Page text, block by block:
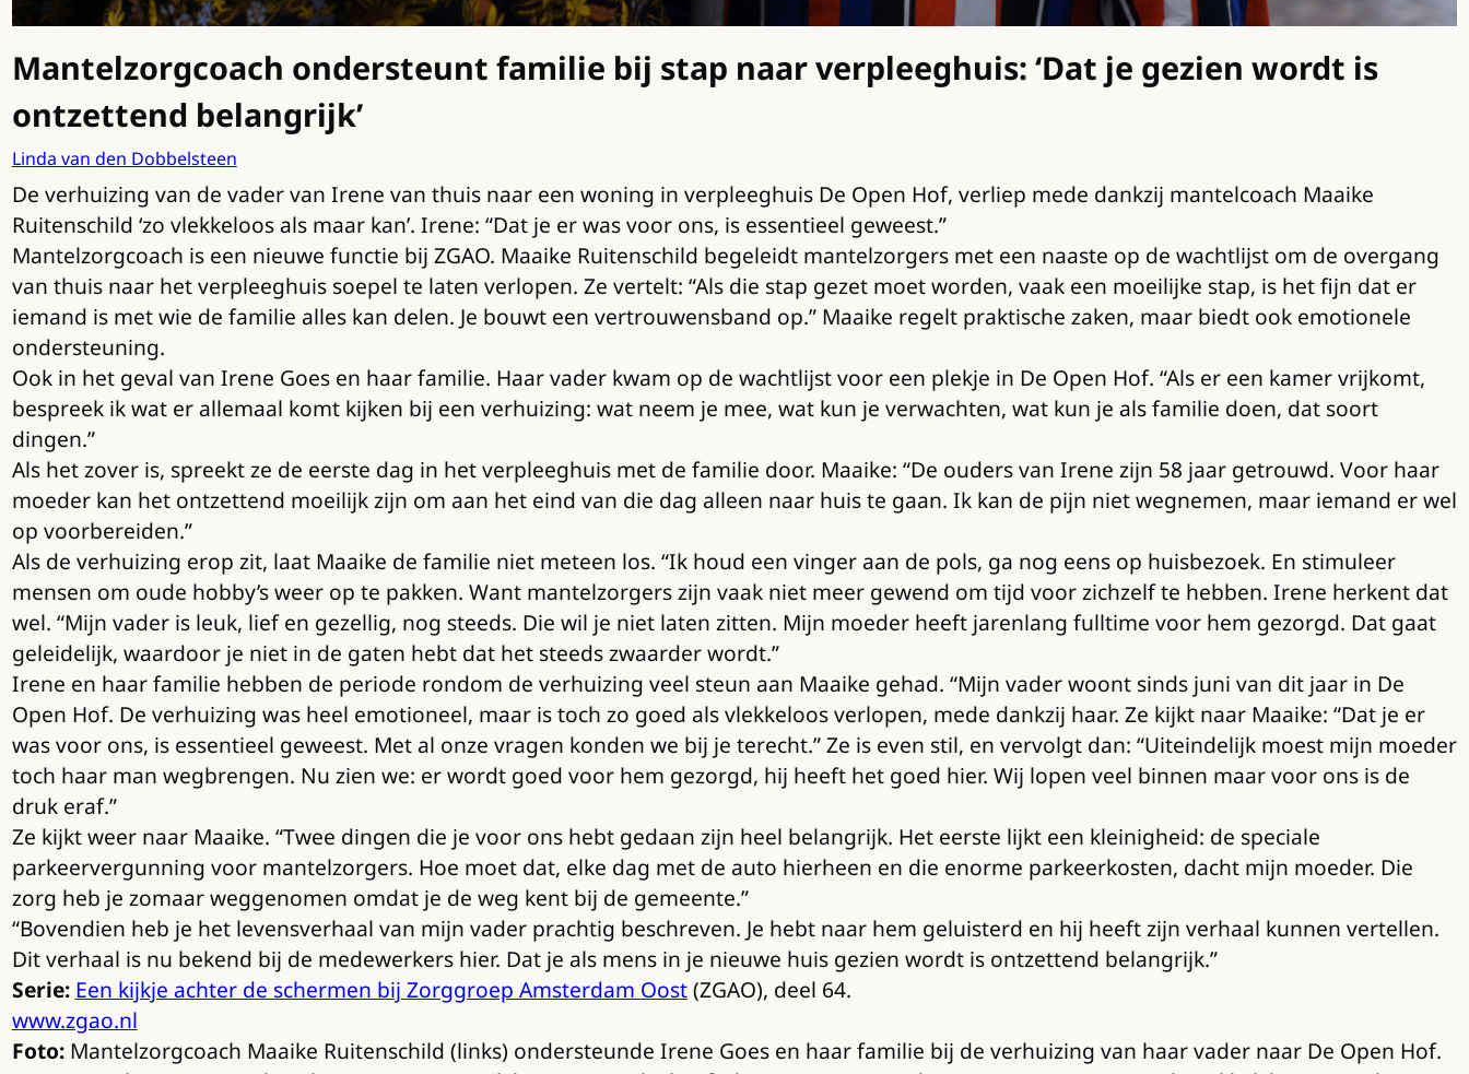
Mantelzorgcoach ondersteunt familie bij stap naar verpleeghuis: ‘Dat je gezien wordt is
ontzettend belangrijk’
Linda van den Dobbelsteen
De verhuizing van de vader van Irene van thuis naar een woning in verpleeghuis De Open Hof, verliep mede dankzij mantelcoach Maaike
Ruitenschild ‘zo vlekkeloos als maar kan’. Irene: “Dat je er was voor ons, is essentieel geweest.”
Mantelzorgcoach is een nieuwe functie bij ZGAO. Maaike Ruitenschild begeleidt mantelzorgers met een naaste op de wachtlijst om de overgang
van thuis naar het verpleeghuis soepel te laten verlopen. Ze vertelt: “Als die stap gezet moet worden, vaak een moeilijke stap, is het fijn dat er
iemand is met wie de familie alles kan delen. Je bouwt een vertrouwensband op.” Maaike regelt praktische zaken, maar biedt ook emotionele
ondersteuning.
Ook in het geval van Irene Goes en haar familie. Haar vader kwam op de wachtlijst voor een plekje in De Open Hof. “Als er een kamer vrijkomt,
bespreek ik wat er allemaal komt kijken bij een verhuizing: wat neem je mee, wat kun je verwachten, wat kun je als familie doen, dat soort
dingen.”
Als het zover is, spreekt ze de eerste dag in het verpleeghuis met de familie door. Maaike: “De ouders van Irene zijn 58 jaar getrouwd. Voor haar
moeder kan het ontzettend moeilijk zijn om aan het eind van die dag alleen naar huis te gaan. Ik kan de pijn niet wegnemen, maar iemand er wel
op voorbereiden.”
Als de verhuizing erop zit, laat Maaike de familie niet meteen los. “Ik houd een vinger aan de pols, ga nog eens op huisbezoek. En stimuleer
mensen om oude hobby’s weer op te pakken. Want mantelzorgers zijn vaak niet meer gewend om tijd voor zichzelf te hebben. Irene herkent dat
wel. “Mijn vader is leuk, lief en gezellig, nog steeds. Die wil je niet laten zitten. Mijn moeder heeft jarenlang fulltime voor hem gezorgd. Dat gaat
geleidelijk, waardoor je niet in de gaten hebt dat het steeds zwaarder wordt.”
Irene en haar familie hebben de periode rondom de verhuizing veel steun aan Maaike gehad. “Mijn vader woont sinds juni van dit jaar in De
Open Hof. De verhuizing was heel emotioneel, maar is toch zo goed als vlekkeloos verlopen, mede dankzij haar. Ze kijkt naar Maaike: “Dat je er
was voor ons, is essentieel geweest. Met al onze vragen konden we bij je terecht.” Ze is even stil, en vervolgt dan: “Uiteindelijk moest mijn moeder
toch haar man wegbrengen. Nu zien we: er wordt goed voor hem gezorgd, hij heeft het goed hier. Wij lopen veel binnen maar voor ons is de
druk eraf.”
Ze kijkt weer naar Maaike. “Twee dingen die je voor ons hebt gedaan zijn heel belangrijk. Het eerste lijkt een kleinigheid: de speciale
parkeervergunning voor mantelzorgers. Hoe moet dat, elke dag met de auto hierheen en die enorme parkeerkosten, dacht mijn moeder. Die
zorg heb je zomaar weggenomen omdat je de weg kent bij de gemeente.”
“Bovendien heb je het levensverhaal van mijn vader prachtig beschreven. Je hebt naar hem geluisterd en hij heeft zijn verhaal kunnen vertellen.
Dit verhaal is nu bekend bij de medewerkers hier. Dat je als mens in je nieuwe huis gezien wordt is ontzettend belangrijk.”
Serie: Een kijkje achter de schermen bij Zorggroep Amsterdam Oost(ZGAO), deel 64.
www.zgao.nl
Foto: Mantelzorgcoach Maaike Ruitenschild (links) ondersteunde Irene Goes en haar familie bij de verhuizing van haar vader naar De Open Hof.